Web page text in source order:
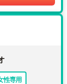
性専用